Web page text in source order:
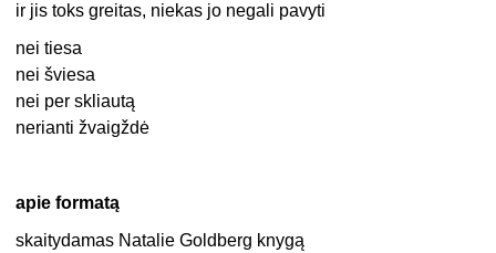
ir jis toks greitas, niekas jo negali pavyti
nei tiesa
nei šviesa
nei per skliautą
nerianti žvaigždė
apie formatą
skaitydamas Natalie Goldberg knygą